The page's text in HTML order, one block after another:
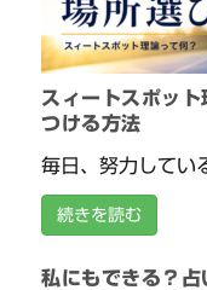
スィートスポッ
つける方法
毎日、努力してい
続きを読む
私にもできる？